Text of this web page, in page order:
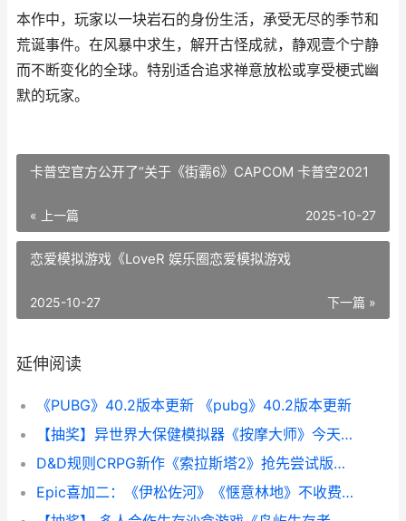
本作中，玩家以一块岩石的身份生活，承受无尽的季节和
荒诞事件。在风暴中求生，解开古怪成就，静观壹个宁静
而不断变化的全球。特别适合追求禅意放松或享受梗式幽
默的玩家。
卡普空官方公开了“关于《街霸6》CAPCOM 卡普空2021
« 上一篇 2025-10-27
恋爱模拟游戏《LoveR 娱乐圈恋爱模拟游戏
下一篇 »
2025-10-27
延伸阅读
《PUBG》40.2版本更新 《pubg》40.2版本更新
【抽奖】异世界大保健模拟器《按摩大师》今天正式登陆Steam 异世界抽奖无双
D&D规则CRPG新作《索拉斯塔2》抢先尝试版现已推出 drc规则有哪些
Epic喜加二：《伊松佐河》《惬意林地》不收费领 epic喜加一网站